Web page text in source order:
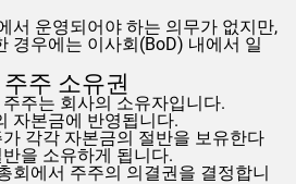
서 운영되어야 하는 의무가 없지만,
경우에는 이사회(BoD) 내에서 일
주 소유권
주는 회사의 소유자입니다.
자본금에 반영됩니다.
각각 자본금의 절반을 보유한다
을 소유하게 됩니다.
회에서 주주의 의결권을 결정합니